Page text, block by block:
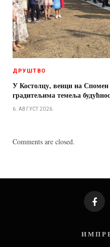
ДРУШТВО
У Костолцу, венци на Спомен
градитељима темеља
6. АВГУСТ 2026.
Comments are closed.
И М П Р